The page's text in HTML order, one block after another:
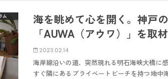
ム
海を眺めて心を開く。神戸
「AUWA（アウワ）」を取材
2023.02.14
海岸線沿いの道、突然現れる明石海峡大橋に
すぐ隣にあるプライベートビーチを持つ地中